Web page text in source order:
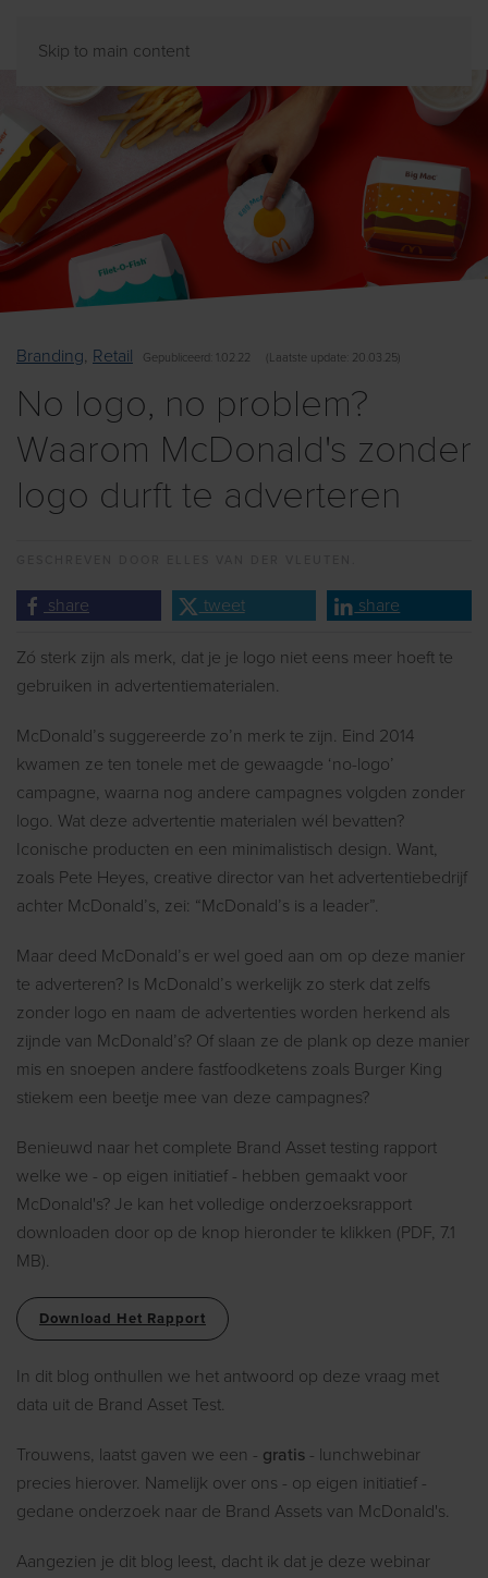
Skip to main content
Branding, Retail Gepubliceerd : 1.02.22 Laatste update: 20.03.25)
No logo, no problem?
Waarom McDonald's zonder
logo durft te adverteren
share tweet share
Zó sterk zijn als merk, dat je je logo niet eens meer hoeft te
gebruiken in advertentiematerialen.
McDonald’s suggereerde zo’n merk te zijn. Eind 2014
kwamen ze ten tonele met de gewaagde ‘no-logo’
campagne, waarna nog andere campagnes volgden zonder
logo. Wat deze advertentie materialen wél bevatten?
Iconische producten en een minimalistisch design. Want,
zoals Pete Heyes, creative director van het advertentiebedrijf
achter McDonald’s, zei: “McDonald’s is a leader”.
Maar deed McDonald’s er wel goed aan om op deze manier
te adverteren? Is McDonald’s werkelijk zo sterk dat zelfs
zonder logo en naam de advertenties worden herkend als
zijnde van McDonald’s? Of slaan ze de plank op deze manier
mis en snoepen andere fastfoodketens zoals Burger King
stiekem een beetje mee van deze campagnes?
Benieuwd naar het complete Brand Asset testing rapport
welke we - op eigen initiatief - hebben gemaakt voor
McDonald's? Je kan het volledige onderzoeksrapport
downloaden door op de knop hieronder te klikken (PDF, 7.1
MB).
Download Het Rapport
In dit blog onthullen we het antwoord op deze vraag met
data uit de Brand Asset Test.
Trouwens, laatst gaven we een - gratis - lunchwebinar
precies hierover. Namelijk over ons - op eigen initiatief -
gedane onderzoek naar de Brand Assets van McDonald's.
Aangezien je dit blog leest, dacht ik dat je deze webinar